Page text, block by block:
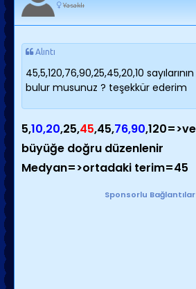
Yasaklı
Alıntı
45,5,120,76,90,25,45,20,10
bulur musunuz ? teşekkür ederim
5,10,20,25,45,45,76,90
büyüğe doğru düzenlenir
Medyan=>ortadaki terim=45
Sponsorlu Bağlantılar